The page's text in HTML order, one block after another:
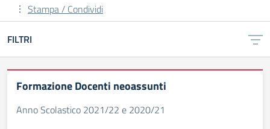
Stampa / Condividi
FILTRI
Formazione Docenti neoassunti
Anno Scolastico 2021/22 e 2020/21